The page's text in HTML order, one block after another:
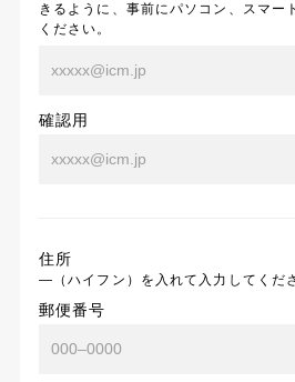
きるように、事前にパソコン、スマー
ください。
確認用
住所
―（ハイフン）を入れて入力してくだ
郵便番号